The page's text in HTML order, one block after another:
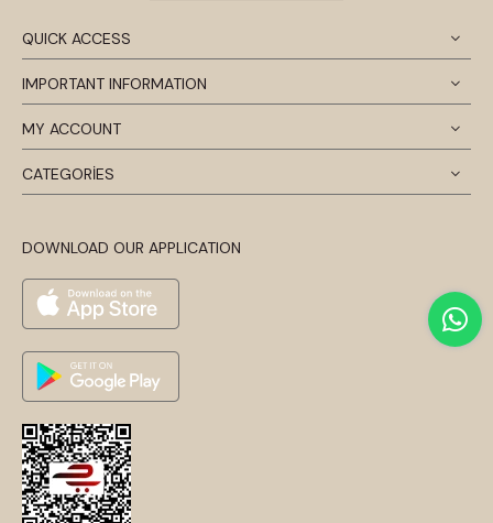
QUICK ACCESS
IMPORTANT INFORMATION
MY ACCOUNT
CATEGORİES
DOWNLOAD OUR APPLICATION